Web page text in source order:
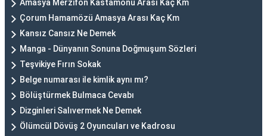
Amasya Merzifon Kastamonu Arası Kaç Km
Çorum Hamamözü Amasya Arası Kaç Km
Kansız Cansız Ne Demek
Manga - Dünyanın Sonuna Doğmuşum Sözleri
Teşvikiye Fırın Sokak
Belge numarası ile kimlik aynı mı?
Bölüştürmek Bulmaca Cevabı
Dizginleri Salıvermek Ne Demek
Ölümcül Dövüş 2 Oyuncuları ve Kadrosu